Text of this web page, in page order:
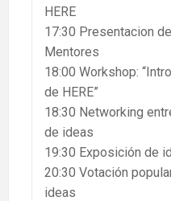
HERE
17:30 Presentacion
Mentores
18:00 Workshop:
de HERE”
18:30 Networking
de ideas
19:30 Exposición de
20:30 Votación
ideas